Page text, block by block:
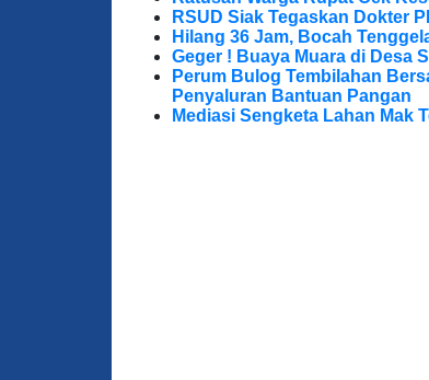
RSUD Siak Tegaskan Dokter
Hilang 36 Jam, Bocah
Geger ! Buaya Muara di Desa
Perum Bulog Tembilahan
Penyaluran Bantuan Pangan
Mediasi Sengketa Lahan Mak